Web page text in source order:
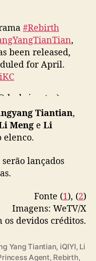
T
i
a
n
t
n
o
e
l
n
#Rebirth
,
been released,
for April.
Tiantian,
Meng e Li
elenco.
serão lançados
Fonte (1), (2)
Imagens: WeTV/X
devidos créditos.
Yang Tiantian, iQIYI, Li
Agent, Rebirth,